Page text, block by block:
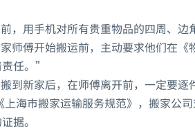
，用手机对所有贵重物品的四周、边
师傅开始搬运前，主动要求他们在
任。”
到新家后，在师傅离开前，一定要
上海市搬家运输服务规范》，搬家公
据。